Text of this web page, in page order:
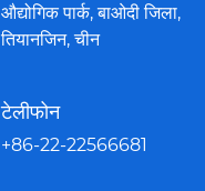
औद्योगिक पार्क, बाओदी जिला,
तियानजिन, चीन
टेलीफोन
+86-22-22566681